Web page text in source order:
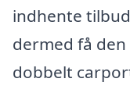
indhente
dermed få
dobbelt